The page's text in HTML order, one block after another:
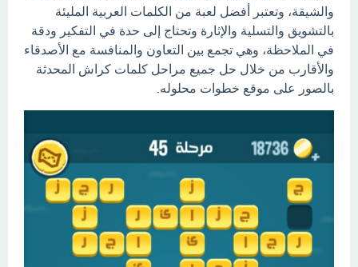
والشيقة، وتعتبر أفضل لعبة من الكلمات العربية المليئة
بالتشويق والتسلية والإثارة وتحتاج إلى حدة في التفكير ودقة
في الملاحظة، وهي تجمع بين التعاون والمنافسة مع الأصدقاء
والأقارب من خلال حل جميع مراحل كلمات كراش المحدثة
بالصور على موقع خطوات محلوله.